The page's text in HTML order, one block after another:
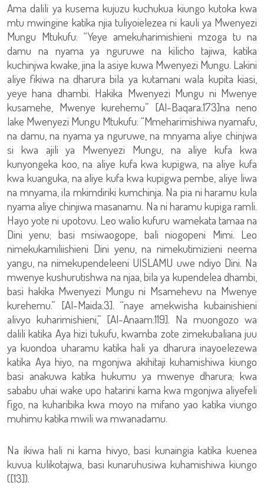
Ama dalili ya kusema kujuzu kuchukua kiungo kutoka kwa
mtu mwingine katika njia tuliyoielezea ni kauli ya Mwenyezi
Mungu Mtukufu: “Yeye amekuharimishieni mzoga tu na
damu na nyama ya nguruwe na kilicho tajiwa, katika
kuchinjwa kwake, jina la asiye kuwa Mwenyezi Mungu. Lakini
aliye fikiwa na dharura bila ya kutamani wala kupita kiasi,
yeye hana dhambi. Hakika Mwenyezi Mungu ni Mwenye
kusamehe, Mwenye kurehemu” [Al-Baqara:173]na neno
lake Mwenyezi Mungu Mtukufu: “Mmeharimishiwa nyamafu,
na damu, na nyama ya nguruwe, na mnyama aliye chinjwa
si kwa ajili ya Mwenyezi Mungu, na aliye kufa kwa
kunyongeka koo, na aliye kufa kwa kupigwa, na aliye kufa
kwa kuanguka, na aliye kufa kwa kupigwa pembe, aliye liwa
na mnyama, ila mkimdiriki kumchinja. Na pia ni haramu kula
nyama aliye chinjiwa masanamu. Na ni haramu kupiga ramli.
Hayo yote ni upotovu. Leo walio kufuru wamekata tamaa na
Dini yenu; basi msiwaogope, bali niogopeni Mimi. Leo
nimekukamiliishieni Dini yenu, na nimekutimizieni neema
yangu, na nimekupendeleeni UISLAMU uwe ndiyo Dini. Na
mwenye kushurutishwa na njaa, bila ya kupendelea dhambi,
basi hakika Mwenyezi Mungu ni Msamehevu na Mwenye
kurehemu.” [Al-Maida:3]. “naye amekwisha kubainishieni
alivyo kuharimishieni,” [Al-Anaam:119]. Na muongozo wa
dalili katika Aya hizi tukufu, kwamba zote zimekubaliana juu
ya kuondoa uharamu katika hali ya dharura inayoelezewa
katika Aya hiyo, na mgonjwa akihitaji kuhamishiwa kiungo
basi anakuwa katika hukumu ya mwenye dharura; kwa
sababu uhai wake upo hatarini kama kwa mgonjwa aliyefeli
figo, na kuharibika kwa moyo na mifano yao katika viungo
muhimu katika mwili wa mwanadamu.
Na ikiwa hali ni kama hivyo, basi kunaingia katika kuenea
kuvua kulikotajwa, basi kunaruhusiwa kuhamishiwa kiungo
([13]).